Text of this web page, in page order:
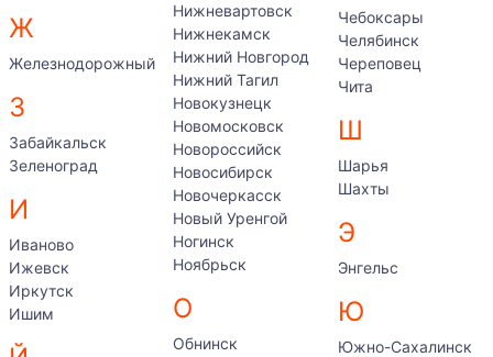
Ж
Железнодорожный
З
Забайкальск
Зеленоград
И
Иваново
Ижевск
Иркутск
Ишим
Нижневартовск
Нижнекамск
Нижний Новгород
Нижний Тагил
Новокузнецк
Новомосковск
Новороссийск
Новосибирск
Новочеркасск
Новый Уренгой
Ногинск
Ноябрьск
О
Обнинск
Чебоксары
Челябинск
Череповец
Чита
Ш
Шарья
Шахты
Э
Энгельс
Ю
Южно-Сахалинск